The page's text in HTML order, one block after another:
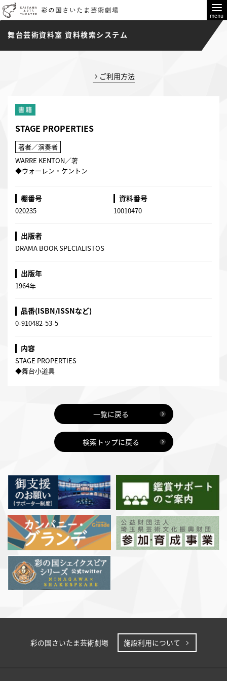
menu
舞台芸術資料室 資料検索システム
ご利用方法
STAGE PROPERTIES
著者／演奏者
WARRE KENTON／著
◆ウォーレン・ケントン
棚番号
020235
資料番号
10010470
出版者
DRAMA BOOK SPECIALISTOS
出版年
1964年
品番(ISBN/ISSNなど)
0-910482-53-5
内容
STAGE PROPERTIES
◆舞台小道具
一覧に戻る
検索トップに戻る
彩の国さいたま芸術劇場 施設利用について